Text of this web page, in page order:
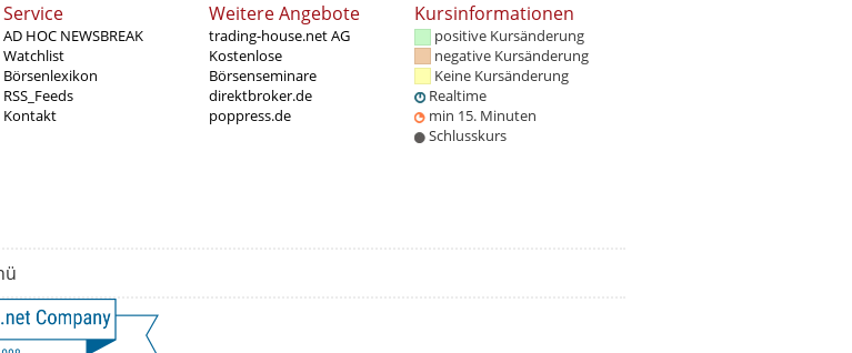
Service
AD HOC NEWSBREAK
Watchlist
Börsenlexikon
RSS_Feeds
Kontakt
Weitere Angebote
trading-house.net AG
Kostenlose
Börsenseminare
direktbroker.de
poppress.de
Kursinformationen
positive Kursänderung
negative Kursänderung
Keine Kursänderung
Realtime
min 15. Minuten
Schlusskurs